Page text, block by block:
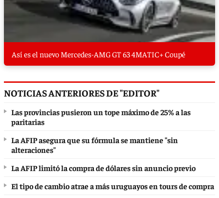
Así es el nuevo Mercedes-AMG GT 63 4MATIC+ Coupé
NOTICIAS ANTERIORES DE "EDITOR"
Las provincias pusieron un tope máximo de 25% a las
paritarias
La AFIP asegura que su fórmula se mantiene "sin
alteraciones"
La AFIP limitó la compra de dólares sin anuncio previo
El tipo de cambio atrae a más uruguayos en tours de compra